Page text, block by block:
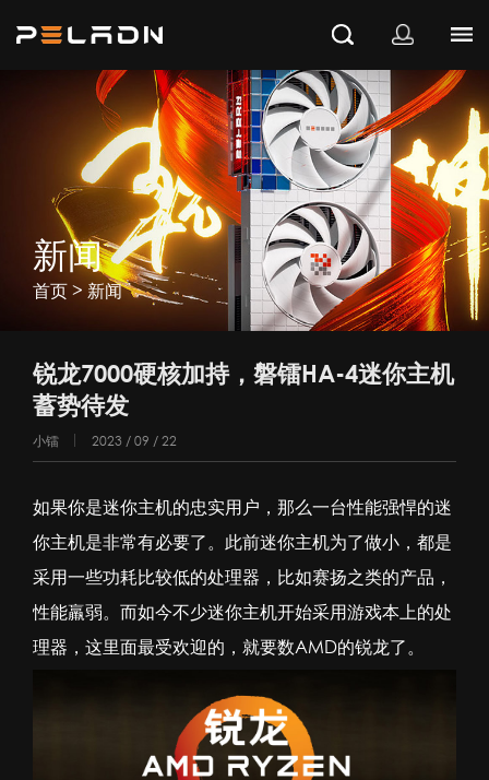
新闻
首页 > 新闻
锐龙7000硬核加持，磐镭HA-4迷你主机
蓄势待发
小镭 2023 / 09 / 22
如果你是迷你主机的忠实用户，那么一台性能强悍的迷
你主机是非常有必要了。此前迷你主机为了做小，都是
采用一些功耗比较低的处理器，比如赛扬之类的产品，
性能羸弱。而如今不少迷你主机开始采用游戏本上的处
理器，这里面最受欢迎的，就要数AMD的锐龙了。